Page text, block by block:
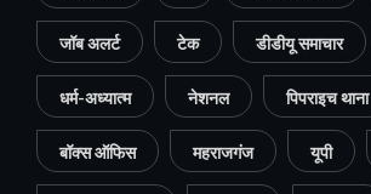
जॉब अलर्ट टेक डीडीयू समाचार
धर्म-अध्यात्म नेशनल पिपराइच थाना
बॉक्स ऑफिस महराजगंज यूपी